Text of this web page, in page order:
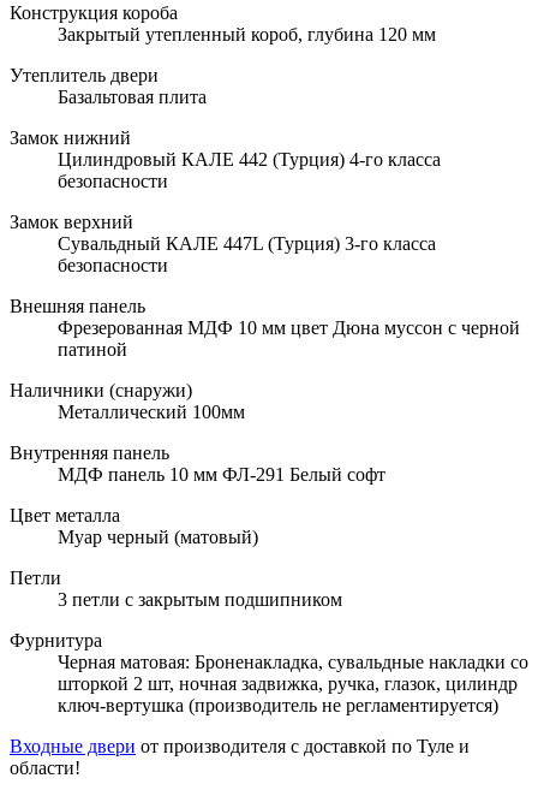
Конструкция короба
Закрытый утепленный короб, глубина 120 мм
Утеплитель двери
Базальтовая плита
Замок нижний
Цилиндровый КАЛЕ 442 (Турция) 4-го класса
безопасности
Замок верхний
Сувальдный КАЛЕ 447L (Турция) 3-го класса
безопасности
Внешняя панель
Фрезерованная МДФ 10 мм цвет Дюна муссон с черной
патиной
Наличники (снаружи)
Металлический 100мм
Внутренняя панель
МДФ панель 10 мм ФЛ-291 Белый софт
Цвет металла
Муар черный (матовый)
Петли
3 петли с закрытым подшипником
Фурнитура
Черная матовая: Броненакладка, сувальдные накладки со
шторкой 2 шт, ночная задвижка, ручка, глазок, цилиндр
ключ-вертушка (производитель не регламентируется)
Входные двери от производителя с доставкой по Туле и
области!